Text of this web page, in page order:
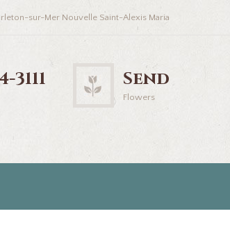
sur-Mer Nouvelle Saint-Alexis Maria
3111 Send
Flowers